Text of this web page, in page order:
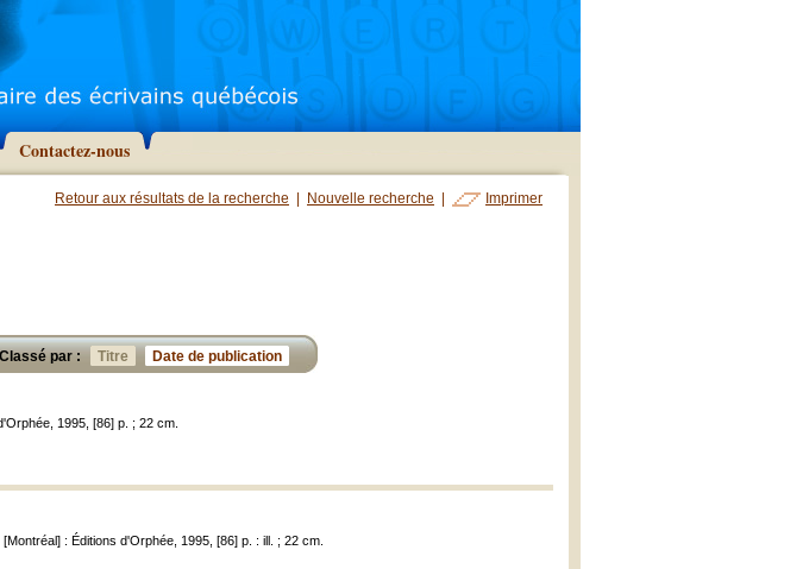
Contactez-nous
Retour aux résultats de la recherche Nouvelle recherche Imprimer
Classé par : Titre Date de publication
1995, [86] p. ; 22 cm.
[Montréal] : Éditions d'Orphée, 1995, [86] p. : ill. ; 22 cm.